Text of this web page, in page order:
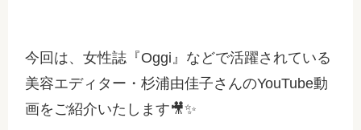
今回は、女性誌『Oggi』などで活躍されている
美容エディター・杉浦由佳子さんのYouTube動
画をご紹介いたします🎥✨